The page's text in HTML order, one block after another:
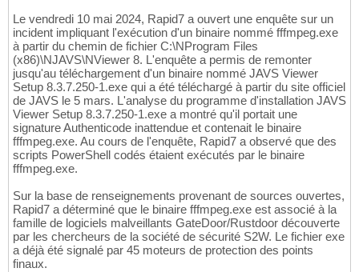
Le vendredi 10 mai 2024, Rapid7 a ouvert une enquête sur un
incident impliquant l'exécution d'un binaire nommé fffmpeg.exe
à partir du chemin de fichier C:\NProgram Files
(x86)\NJAVS\NViewer 8. L'enquête a permis de remonter
jusqu'au téléchargement d'un binaire nommé JAVS Viewer
Setup 8.3.7.250-1.exe qui a été téléchargé à partir du site officiel
de JAVS le 5 mars. L'analyse du programme d'installation JAVS
Viewer Setup 8.3.7.250-1.exe a montré qu'il portait une
signature Authenticode inattendue et contenait le binaire
fffmpeg.exe. Au cours de l'enquête, Rapid7 a observé que des
scripts PowerShell codés étaient exécutés par le binaire
fffmpeg.exe.
Sur la base de renseignements provenant de sources ouvertes,
Rapid7 a déterminé que le binaire fffmpeg.exe est associé à la
famille de logiciels malveillants GateDoor/Rustdoor découverte
par les chercheurs de la société de sécurité S2W. Le fichier exe
a déjà été signalé par 45 moteurs de protection des points
finaux.